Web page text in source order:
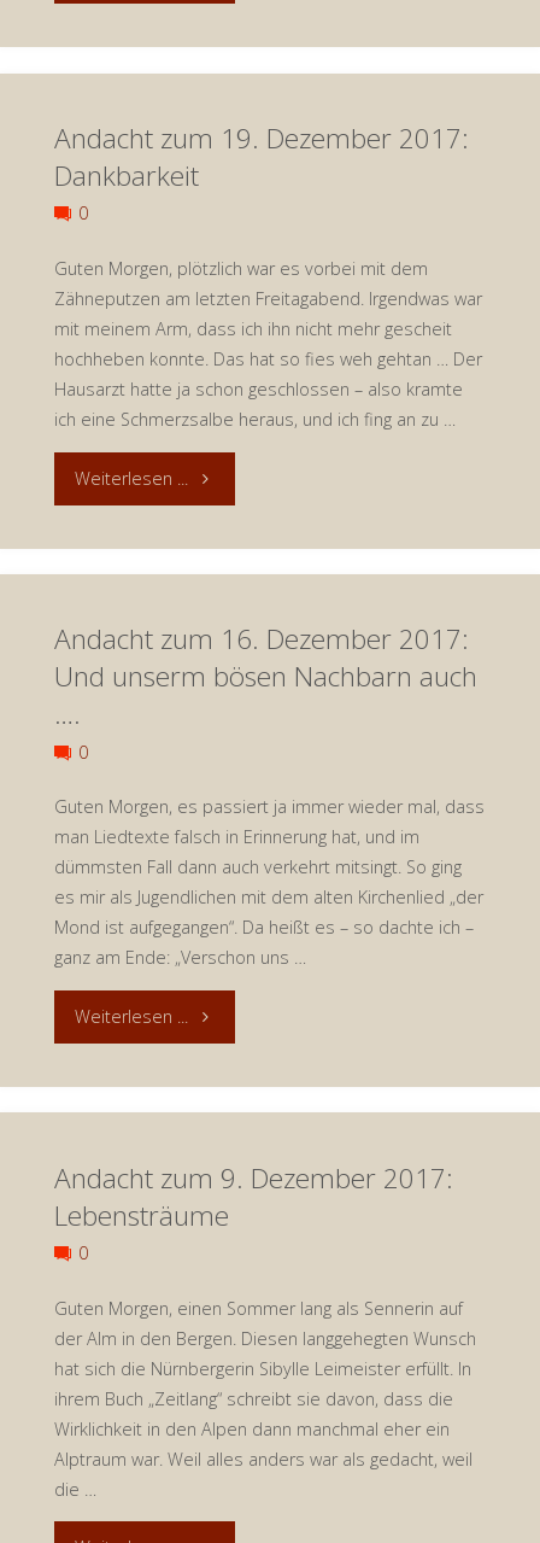
25.
Dezember
2017:
Andacht zum 19. Dezember 2017:
Dankbarkeit
0
Guten Morgen, plötzlich war es vorbei mit dem
Zähneputzen am letzten Freitagabend. Irgendwas war
mit meinem Arm, dass ich ihn nicht mehr gescheit
hochheben konnte. Das hat so fies weh gehtan … Der
Hausarzt hatte ja schon geschlossen – also kramte
ich eine Schmerzsalbe heraus, und ich fing an zu …
Weiterlesen ... "Andacht
19.
Dezember
2017:
Andacht zum 16. Dezember 2017:
Und unserm bösen Nachbarn auch
….
0
Guten Morgen, es passiert ja immer wieder mal, dass
man Liedtexte falsch in Erinnerung hat, und im
dümmsten Fall dann auch verkehrt mitsingt. So ging
es mir als Jugendlichen mit dem alten Kirchenlied „der
Mond ist aufgegangen“. Da heißt es – so dachte ich –
ganz am Ende: „Verschon uns …
Weiterlesen ... "Andacht
16.
Dezember
2017:
bösen
Nachbarn
Andacht zum 9. Dezember 2017:
Lebensträume
0
Guten Morgen, einen Sommer lang als Sennerin auf
der Alm in den Bergen. Diesen langgehegten Wunsch
hat sich die Nürnbergerin Sibylle Leimeister erfüllt. In
ihrem Buch „Zeitlang“ schreibt sie davon, dass die
Wirklichkeit in den Alpen dann manchmal eher ein
Alptraum war. Weil alles anders war als gedacht, weil
die …